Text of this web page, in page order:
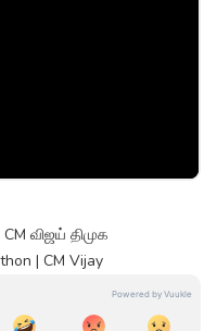
விஜய் திமுக
| CM Vijay